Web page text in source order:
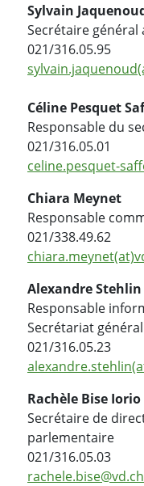
Sylvain
Secrétaire général
021/316.05.95
Céline Pesquet
Responsable du
021/316.05.01
celine.pesquet-
Chiara Meynet
Responsable
021/338.49.62
Alexandre Stehlin
Responsable
Secrétariat général
021/316.05.23
Rachèle Bise Iorio
Secrétaire de
parlementaire
021/316.05.03
rachele.bise@vd.ch